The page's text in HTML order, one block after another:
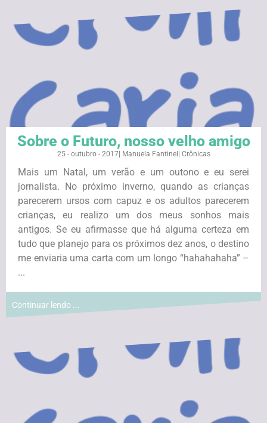
Sobre o Futuro, nosso velho amigo
25 - outubro - 2017| Manuela Fantinel Crônicas
Mais um Natal, um verão e um outono e eu serei
jornalista. No próximo inverno, quando as crianças
parecerem ursos com capuz e os adultos parecerem
crianças, eu realizo um dos meus sonhos mais
antigos. Se eu afirmasse que há alguma certeza em
tudo que planejo para os próximos dez anos, o destino
me enviaria uma carta com um longo “hahahahaha” –
...
Continuar lendo ...